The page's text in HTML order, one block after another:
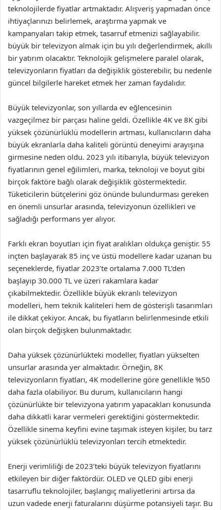
teknolojilerde fiyatlar artmaktadır. Alışveriş yapmadan önce
ihtiyaçlarınızı belirlemek, araştırma yapmak ve
kampanyaları takip etmek, tasarruf etmenizi sağlayabilir.
büyük bir televizyon almak için bu yılı değerlendirmek, akıllı
bir yatırım olacaktır. Teknolojik gelişmelere paralel olarak,
televizyonların fiyatları da değişiklik gösterebilir, bu nedenle
güncel bilgilerle hareket etmek her zaman faydalıdır.
Büyük televizyonlar, son yıllarda ev eğlencesinin
vazgeçilmez bir parçası haline geldi. Özellikle 4K ve 8K gibi
yüksek çözünürlüklü modellerin artması, kullanıcıların daha
büyük ekranlarla daha kaliteli görüntü deneyimi arayışına
girmesine neden oldu. 2023 yılı itibarıyla, büyük televizyon
fiyatlarının genel eğilimleri, marka, teknoloji ve boyut gibi
birçok faktöre bağlı olarak değişiklik göstermektedir.
Tüketicilerin bütçelerini göz önünde bulundurması gereken
en önemli unsurlar arasında, televizyonun özellikleri ve
sağladığı performans yer alıyor.
Farklı ekran boyutları için fiyat aralıkları oldukça geniştir. 55
inçten başlayarak 85 inç ve üstü modellere kadar uzanan bu
seçeneklerde, fiyatlar 2023’te ortalama 7.000 TL’den
başlayıp 30.000 TL ve üzeri rakamlara kadar
çıkabilmektedir. Özellikle büyük ekranlı televizyon
modelleri, hem teknik kaliteleri hem de gösterişli tasarımları
ile dikkat çekiyor. Ancak, bu fiyatların belirlenmesinde etkili
olan birçok değişken bulunmaktadır.
Daha yüksek çözünürlükteki modeller, fiyatları yükselten
unsurlar arasında yer almaktadır. Örneğin, 8K
televizyonların fiyatları, 4K modellerine göre genellikle %50
daha fazla olabiliyor. Bu durum, kullanıcıların hangi
çözünürlükte bir televizyona yatırım yapacakları konusunda
daha dikkatli karar vermeleri gerektiğini göstermektedir.
Özellikle sinema keyfini evine taşımak isteyen kişiler, bu tarz
yüksek çözünürlüklü televizyonları tercih etmektedir.
Enerji verimliliği de 2023’teki büyük televizyon fiyatlarını
etkileyen bir diğer faktördür. OLED ve QLED gibi enerji
tasarruflu teknolojiler, başlangıç maliyetlerini artırsa da
uzun vadede enerji faturalarını düşürme potansiyeli taşır. Bu